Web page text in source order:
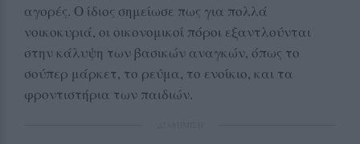
αγορές. Ο ίδιος σημείωσε πως για πολλά
νοικοκυριά, οι οικονομικοί πόροι εξαντλούνται
στην κάλυψη των βασικών αναγκών, όπως το
σούπερ μάρκετ, το ρεύμα, το ενοίκιο, και τα
φροντιστήρια των παιδιών.